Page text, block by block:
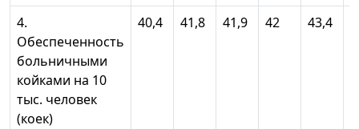
4.
Обеспеченность
больничными
койками на 10
тыс. человек
(коек)
40,4 41,8 41,9 42 43,4